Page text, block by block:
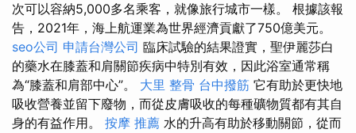
次可以容納5,000多名乘客，就像旅行城市一樣。 根據該報
告，2021年，海上航運業為世界經濟貢獻了750億美元。
seo公司 申請台灣公司 臨床試驗的結果證實，聖伊麗莎白
的藥水在膝蓋和肩關節疾病中特別有效，因此浴室通常稱
為“膝蓋和肩部中心”。 大里 整骨 台中撥筋 它有助於更​​快地
吸收營養並留下廢物，而從皮膚吸收的每種礦物質都有其自
身的有益作用。 按摩 推薦 水的升高有助於移動關節，從而